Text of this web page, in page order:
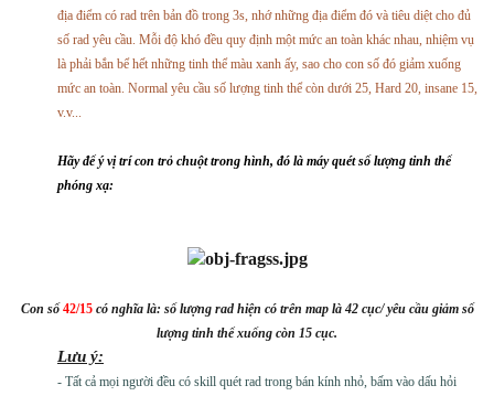
địa điểm có rad trên bản đồ trong 3s, nhớ những địa điểm đó và tiêu diệt cho đủ
số rad yêu cầu. Mỗi độ khó đều quy định một mức an toàn khác nhau, nhiệm vụ
là phải bắn bể hết những tinh thể màu xanh ấy, sao cho con số đó giảm xuống
mức an toàn. Normal yêu cầu số lượng tinh thể còn dưới 25, Hard 20, insane 15,
v.v...
Hãy để ý vị trí con trỏ chuột trong hình, đó là máy quét số lượng tinh thể
phóng xạ:
Con số 42/15có nghĩa là: số lượng rad hiện có trên map là 42 cục/ yêu cầu giảm số
lượng tinh thể xuống còn 15 cục.
Lưu ý:
- Tất cả mọi người đều có skill quét rad trong bán kính nhỏ, bấm vào dấu hỏi